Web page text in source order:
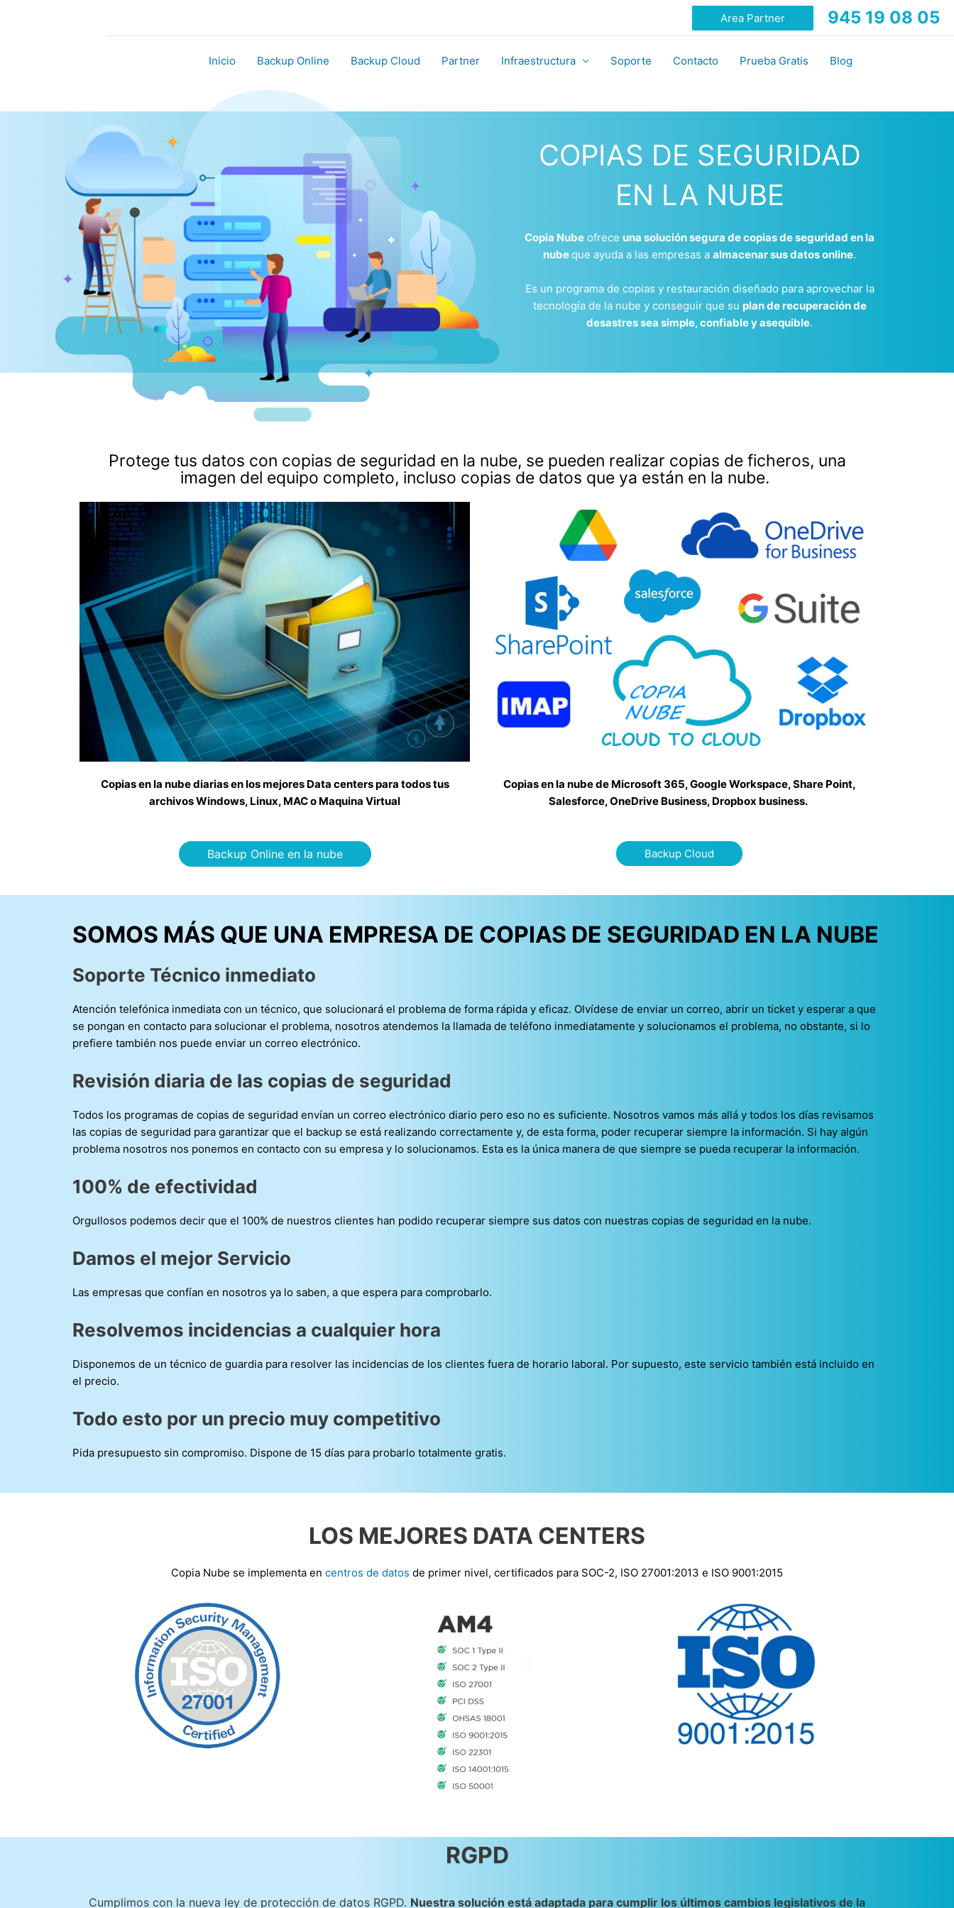
Area Partner 945 19 08 05
Inicio Backup Online Backup Cloud Partner Infraestructura Soporte Contacto Prueba Gratis Blog
COPIAS DE SEGURIDAD
EN LA NUBE
Copia Nube ofrece una solución segura de copias de seguridad en la
nubeque ayuda a las empresas a almacenar sus datos online.
Es un programa de copias y restauración diseñado para aprovechar la
tecnología de la nube y conseguir que su plan de recuperación de
desastres sea simple, confiable y asequible.
Protege tus datos con copias de seguridad en la nube, se pueden realizar copias de ficheros, una
imagen del equipo completo, incluso copias de datos que ya están en la nube.
Copias en la nube diarias en los mejores Data centers para todos tus
archivos Windows, Linux, MAC o Maquina Virtual
Backup Online en la nube
Copias en la nube de Microsoft 365, Google Workspace, Share Point,
Salesforce, OneDrive Business, Dropbox business.
Backup Cloud
SOMOS MÁS QUE UNA EMPRESA DE COPIAS DE SEGURIDAD EN LA NUBE
Soporte Técnico inmediato
Atención telefónica inmediata con un técnico, que solucionará el problema de forma rápida y eficaz. Olvídese de enviar un correo, abrir un ticket y esperar a que
se pongan en contacto para solucionar el problema, nosotros atendemos la llamada de teléfono inmediatamente y solucionamos el problema, no obstante, si lo
prefiere también nos puede enviar un correo electrónico.
Revisión diaria de las copias de seguridad
Todos los programas de copias de seguridad envían un correo electrónico diario pero eso no es suficiente. Nosotros vamos más allá y todos los días revisamos
las copias de seguridad para garantizar que el backup se está realizando correctamente y, de esta forma, poder recuperar siempre la información. Si hay algún
problema nosotros nos ponemos en contacto con su empresa y lo solucionamos. Esta es la única manera de que siempre se pueda recuperar la información.
100% de efectividad
Orgullosos podemos decir que el 100% de nuestros clientes han podido recuperar siempre sus datos con nuestras copias de seguridad en la nube.
Damos el mejor Servicio
Las empresas que confían en nosotros ya lo saben, a que espera para comprobarlo.
Resolvemos incidencias a cualquier hora
Disponemos de un técnico de guardia para resolver las incidencias de los clientes fuera de horario laboral. Por supuesto, este servicio también está incluido en
el precio.
Todo esto por un precio muy competitivo
Pida presupuesto sin compromiso. Dispone de 15 días para probarlo totalmente gratis.
LOS MEJORES DATA CENTERS
Copia Nube se implementa en centros de datos de primer nivel, certificados para SOC-2, ISO 27001:2013 e ISO 9001:2015
RGPD
Cumplimos con la nueva ley de protección de datos RGPD. Nuestra solución está adaptada para cumplir los últimos cambios legislativos de la